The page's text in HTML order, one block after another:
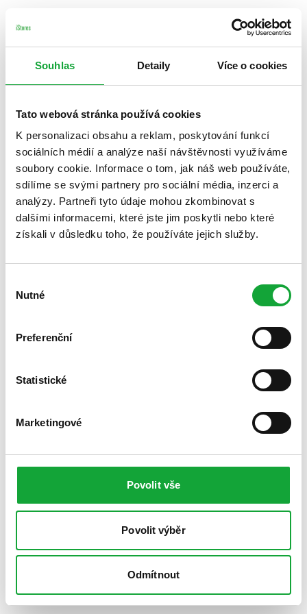
Souhlas Detaily Více o cookies
Tato webová stránka používá cookies
K personalizaci obsahu a reklam, poskytování funkcí
sociálních médií a analýze naší návštěvnosti využíváme
soubory cookie. Informace o tom, jak náš web používáte,
sdílíme se svými partnery pro sociální média, inzerci a
analýzy. Partneři tyto údaje mohou zkombinovat s
dalšími informacemi, které jste jim poskytli nebo které
získali v důsledku toho, že používáte jejich služby.
souhlasu
Nutné
Preferenční
Statistické
Marketingové
Povolit vše
Povolit výběr
Odmítnout